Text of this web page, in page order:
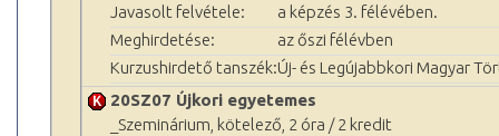
Javasolt felvétele:
a képzés 3. félévében.
Meghirdetése:
az őszi félévben
Kurzushirdető tanszék:Új- és Legújabbkori Magyar
20SZ07 Újkori egyetemes
_Szeminárium, kötelező, 2 óra / 2 kredit